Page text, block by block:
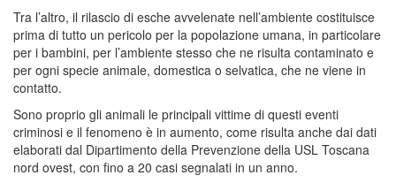
Tra l’altro, il rilascio di esche avvelenate nell’ambiente costituisce
prima di tutto un pericolo per la popolazione umana, in particolare
per i bambini, per l’ambiente stesso che ne risulta contaminato e
per ogni specie animale, domestica o selvatica, che ne viene in
contatto.
Sono proprio gli animali le principali vittime di questi eventi
criminosi e il fenomeno è in aumento, come risulta anche dai dati
elaborati dal Dipartimento della Prevenzione della USL Toscana
nord ovest, con fino a 20 casi segnalati in un anno.